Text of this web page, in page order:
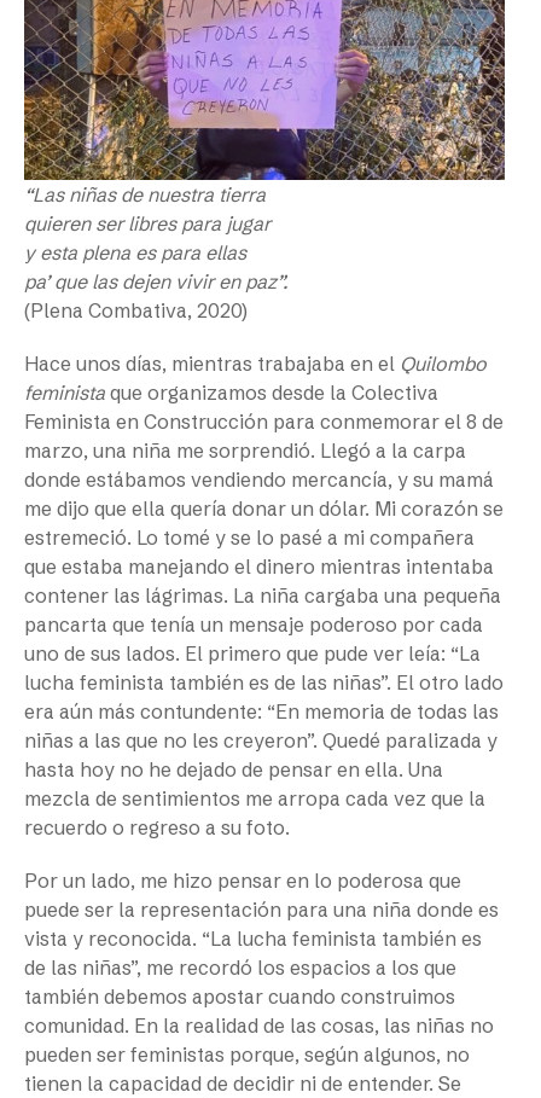
“Las niñas de nuestra tierra
quieren ser libres para jugar
y esta plena es para ellas
pa’ que las dejen vivir en paz”.
(Plena Combativa, 2020)
Hace unos días, mientras trabajaba en el Quilombo
feminista que organizamos desde la Colectiva
Feminista en Construcción para conmemorar el 8 de
marzo, una niña me sorprendió. Llegó a la carpa
donde estábamos vendiendo mercancía, y su mamá
me dijo que ella quería donar un dólar. Mi corazón se
estremeció. Lo tomé y se lo pasé a mi compañera
que estaba manejando el dinero mientras intentaba
contener las lágrimas. La niña cargaba una pequeña
pancarta que tenía un mensaje poderoso por cada
uno de sus lados. El primero que pude ver leía: “La
lucha feminista también es de las niñas”. El otro lado
era aún más contundente: “En memoria de todas las
niñas a las que no les creyeron”. Quedé paralizada y
hasta hoy no he dejado de pensar en ella. Una
mezcla de sentimientos me arropa cada vez que la
recuerdo o regreso a su foto.
Por un lado, me hizo pensar en lo poderosa que
puede ser la representación para una niña donde es
vista y reconocida. “La lucha feminista también es
de las niñas”, me recordó los espacios a los que
también debemos apostar cuando construimos
comunidad. En la realidad de las cosas, las niñas no
pueden ser feministas porque, según algunos, no
tienen la capacidad de decidir ni de entender. Se